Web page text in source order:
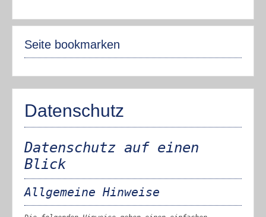
Seite bookmarken
Datenschutz
Datenschutz auf einen
Blick
Allgemeine Hinweise